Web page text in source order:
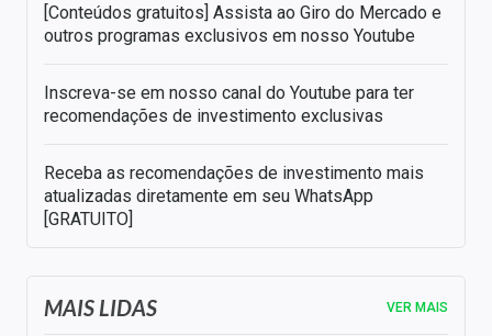
[Conteúdos gratuitos] Assista ao Giro do Mercado e
outros programas exclusivos em nosso Youtube
Inscreva-se em nosso canal do Youtube para ter
recomendações de investimento exclusivas
Receba as recomendações de investimento mais
atualizadas diretamente em seu WhatsApp
[GRATUITO]
MAIS LIDAS VER MAIS